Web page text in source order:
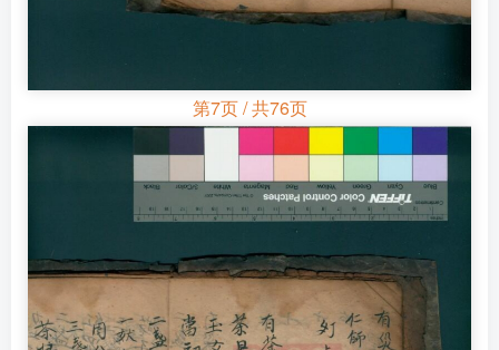
第7页 / 共76页